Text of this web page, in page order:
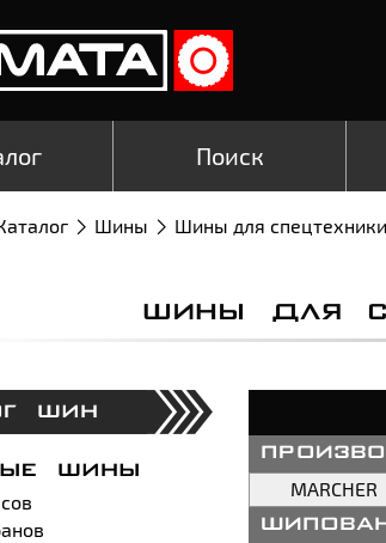
Поиск
Шины Шины для спецтехники
ШИНЫ ДЛЯ
ШИН
ШИНЫ
MARCHER